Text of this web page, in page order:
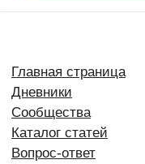
Главная страница
Дневники
Сообщества
Каталог статей
Вопрос-ответ